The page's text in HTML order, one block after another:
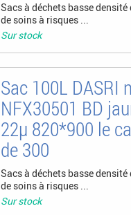
Sacs à déchets basse
de soins à risques ...
Sur stock
Sac 100L DASRI
NFX30501 BD
22µ 820*900 le
de 300
Sacs à déchets basse
de soins à risques ...
Sur stock